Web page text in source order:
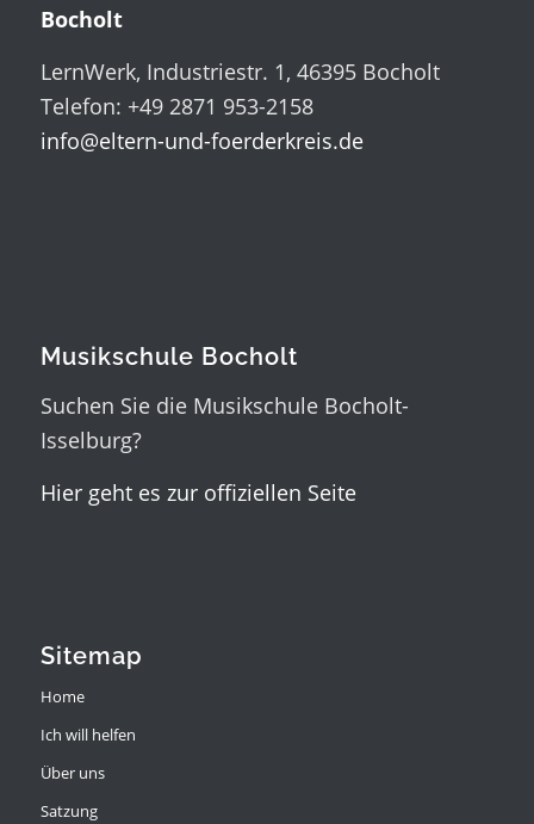
Bocholt
LernWerk, Industriestr. 1, 46395 Bocholt
Telefon: +49 2871 953-2158
info@eltern-und-foerderkreis.de
Musikschule Bocholt
Suchen Sie die Musikschule Bocholt-
Isselburg?
Hier geht es zur offiziellen Seite
Sitemap
Home
Ich will helfen
Über uns
Satzung